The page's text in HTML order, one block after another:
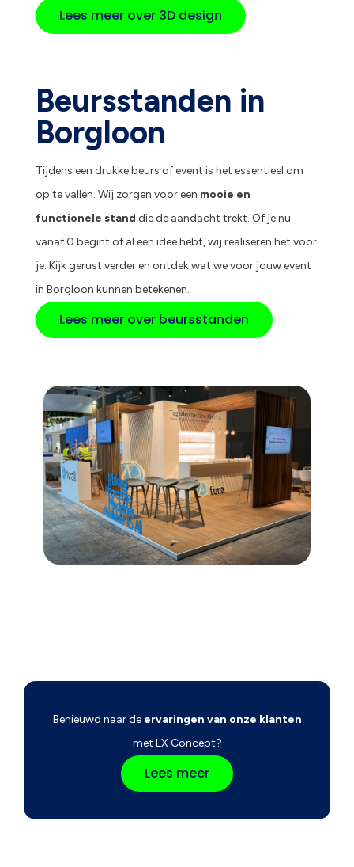
Lees meer over 3D design
Beursstanden in
Borgloon
Tijdens een drukke beurs of event is het essentieel om
op te vallen. Wij zorgen voor een mooie en
functionele stand die de aandacht trekt. Of je nu
vanaf 0 begint of al een idee hebt, wij realiseren het voor
je. Kijk gerust verder en ontdek wat we voor jouw event
in Borgloon kunnen betekenen.
Lees meer over beursstanden
Benieuwd naar de ervaringen van onze klanten
met LX Concept?
Lees meer